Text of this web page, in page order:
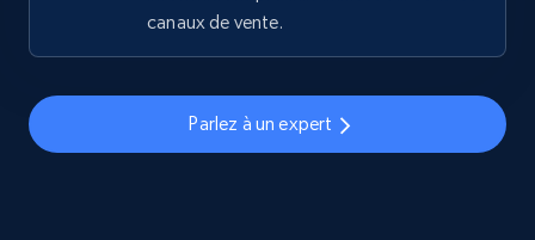
359+
eBay - Collect products from shops on eBay
canaux de vente.
Parlez à un expert